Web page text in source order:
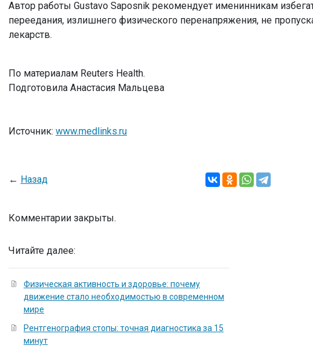
Автор работы Gustavo Saposnik рекомендует именинникам
переедания, излишнего физического перенапряжения, не
лекарств.
По материалам Reuters Health.
Подготовила Анастасия Мальцева
Источник: www.medlinks.ru
← Назад
Комментарии закрыты.
Читайте далее:
Физическая активность и здоровье: почему
движение стало необходимостью в современном
мире
Рентгенография стопы: точная диагностика за 15
минут